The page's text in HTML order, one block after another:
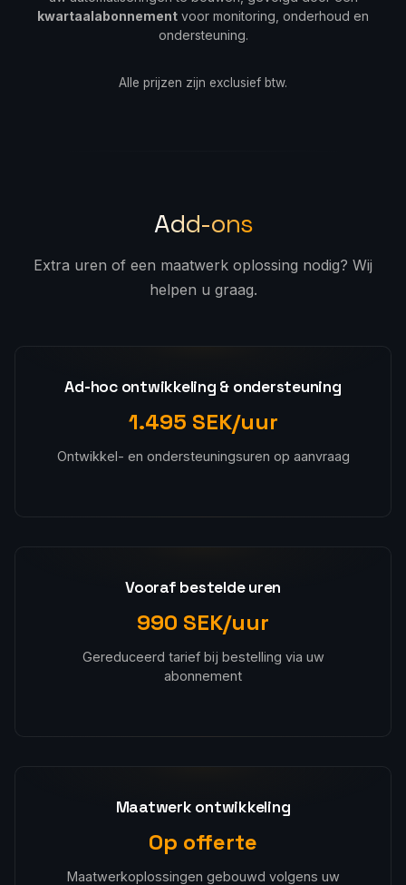
kwartaalabonnement voor monitoring, onderhoud en
ondersteuning.
Alle prijzen zijn exclusief btw.
Add-ons
Extra uren of een maatwerk oplossing nodig? Wij
helpen u graag.
Ad-hoc ontwikkeling & ondersteuning
1.495 SEK/uur
Ontwikkel- en ondersteuningsuren op aanvraag
Vooraf bestelde uren
990 SEK/uur
Gereduceerd tarief bij bestelling via uw
abonnement
Maatwerk ontwikkeling
Op offerte
Maatwerkoplossingen gebouwd volgens uw